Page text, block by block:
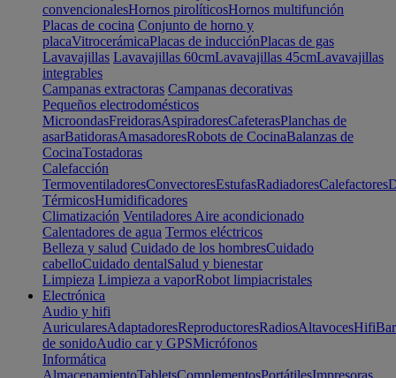
convencionalesHornos pirolíticosHornos multifunción
Placas de cocina Conjunto de horno y
placaVitrocerámicaPlacas de inducciónPlacas de gas
Lavavajillas Lavavajillas 60cmLavavajillas 45cmLavavajillas
integrables
Campanas extractoras Campanas decorativas
Pequeños electrodomésticos
MicroondasFreidorasAspiradoresCafeterasPlanchas de
asarBatidorasAmasadoresRobots de CocinaBalanzas de
CocinaTostadoras
Calefacción
TermoventiladoresConvectoresEstufasRadiadoresCalefactores
TérmicosHumidificadores
Climatización Ventiladores Aire acondicionado
Calentadores de agua Termos eléctricos
Belleza y salud Cuidado de los hombresCuidado
cabelloCuidado dentalSalud y bienestar
Limpieza Limpieza a vaporRobot limpiacristales
Electrónica
Audio y hifi
AuricularesAdaptadoresReproductoresRadiosAltavocesHifi
de sonidoAudio car y GPSMicrófonos
Informática
AlmacenamientoTabletsComplementosPortátilesImpresoras